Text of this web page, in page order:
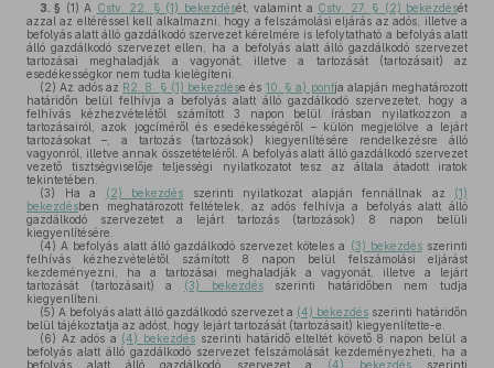
3. § (1) A Cstv. 22. § (1) bekezdését, valamint a Cstv. 27. § (2) bekezdését
azzal az eltéréssel kell alkalmazni, hogy a felszámolási eljárás az adós, illetve a
befolyás alatt álló gazdálkodó szervezet kérelmére is lefolytatható a befolyás alatt
álló gazdálkodó szervezet ellen, ha a befolyás alatt álló gazdálkodó szervezet
tartozásai meghaladják a vagyonát, illetve a tartozását (tartozásait) az
esedékességkor nem tudta kielégíteni.
(2) Az adós az R2. 8. § (1) bekezdése és 10. § a) pontja alapján meghatározott
határidőn belül felhívja a befolyás alatt álló gazdálkodó szervezetet, hogy a
felhívás kézhezvételétől számított 3 napon belül írásban nyilatkozzon a
tartozásairól, azok jogcíméről és esedékességéről – külön megjelölve a lejárt
tartozásokat –, a tartozás (tartozások) kiegyenlítésére rendelkezésre álló
vagyonról, illetve annak összetételéről. A befolyás alatt álló gazdálkodó szervezet
vezető tisztségviselője teljességi nyilatkozatot tesz az általa átadott iratok
tekintetében.
(3) Ha a (2) bekezdés szerinti nyilatkozat alapján fennállnak az (1)
bekezdésben meghatározott feltételek, az adós felhívja a befolyás alatt álló
gazdálkodó szervezetet a lejárt tartozás (tartozások) 8 napon belüli
kiegyenlítésére.
(4) A befolyás alatt álló gazdálkodó szervezet köteles a (3) bekezdésszerinti
felhívás kézhezvételétől számított 8 napon belül felszámolási eljárást
kezdeményezni, ha a tartozásai meghaladják a vagyonát, illetve a lejárt
tartozását (tartozásait) a (3) bekezdésszerinti határidőben nem tudja
kiegyenlíteni.
(5) A befolyás alatt álló gazdálkodó szervezet a (4) bekezdés szerinti határidőn
belül tájékoztatja az adóst, hogy lejárt tartozását (tartozásait) kiegyenlítette-e.
(6) Az adós a (4) bekezdés szerinti határidő elteltét követő 8 napon belül a
befolyás alatt álló gazdálkodó szervezet felszámolását kezdeményezheti, ha a
befolyás alatt álló gazdálkodó szervezet a
(4) bekezdésszerinti